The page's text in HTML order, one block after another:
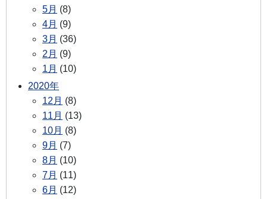
5月 (8)
4月 (9)
3月 (36)
2月 (9)
1月 (10)
2020年
12月 (8)
11月 (13)
10月 (8)
9月 (7)
8月 (10)
7月 (11)
6月 (12)